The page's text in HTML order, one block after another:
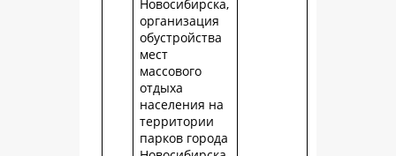
Новосибирска,
организация
обустройства
мест
массового
отдыха
населения на
территории
парков города